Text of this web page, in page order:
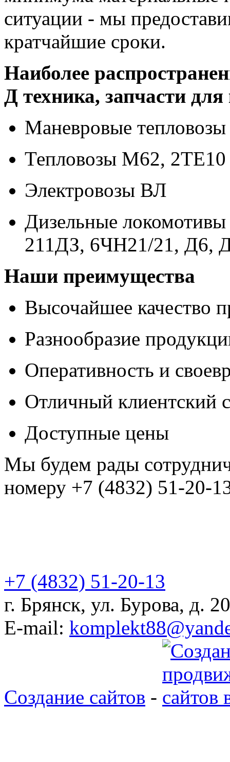
ситуации - мы
кратчайшие сроки.
Наиболее
Д техника, запчасти
Маневровые
Тепловозы М62, 2ТЕ10
Электровозы ВЛ
Дизельные
211ДЗ, 6ЧН21/21, Д6,
Наши преимущества
Высочайшее качество
Разнообразие
Оперативность и
Отличный клиентский
Доступные цены
Мы будем рады
номеру +7 (4832) 51-20-
+7 (4832) 51-20-13
г. Брянск, ул. Бурова, д.
E-mail:
Создание сайтов -